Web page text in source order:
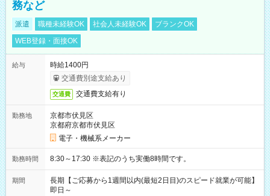
務など
派遣 職種未経験OK 社会人未経験OK
ブランクOK
WEB登録・面接OK
給与
時給1400円
交通費別途支給あり
交通費 交通費支給有り
勤務地
京都市伏見区
京都府京都市伏見区
電子・機械系メーカー
勤務時間 8:30～17:30 ※表記のうち実働8時間です。
期間
長期【ご応募から1週間以内(最短2日目)のスピード就業が可能】
即日～